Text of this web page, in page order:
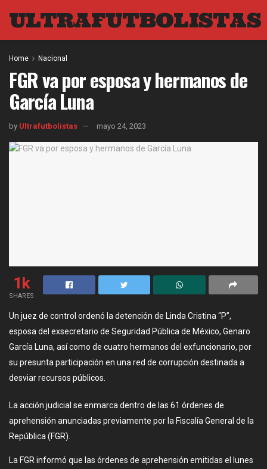
ULTRAFUTBOLISTAS
Home Nacional
FGR va por esposa y hermanos de
García Luna
by Ultrafutbolistas mayo 24, 2023
1k
SHARES
Un juez de control ordenó la detención de Linda Cristina “P”,
esposa del exsecretario de Seguridad Pública de México, Genaro
García Luna, así como de cuatro hermanos del exfuncionario, por
su presunta participación en una red de corrupción destinada a
desviar recursos públicos.
La acción judicial se enmarca dentro de las 61 órdenes de
aprehensión anunciadas previamente por la Fiscalía General de la
República (FGR).
La FGR informó que las órdenes de aprehensión emitidas el lunes